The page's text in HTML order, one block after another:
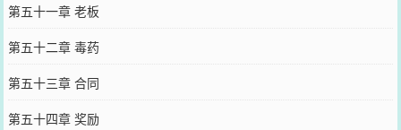
第五十一章 老板
第五十二章 毒药
第五十三章 合同
第五十四章 奖励